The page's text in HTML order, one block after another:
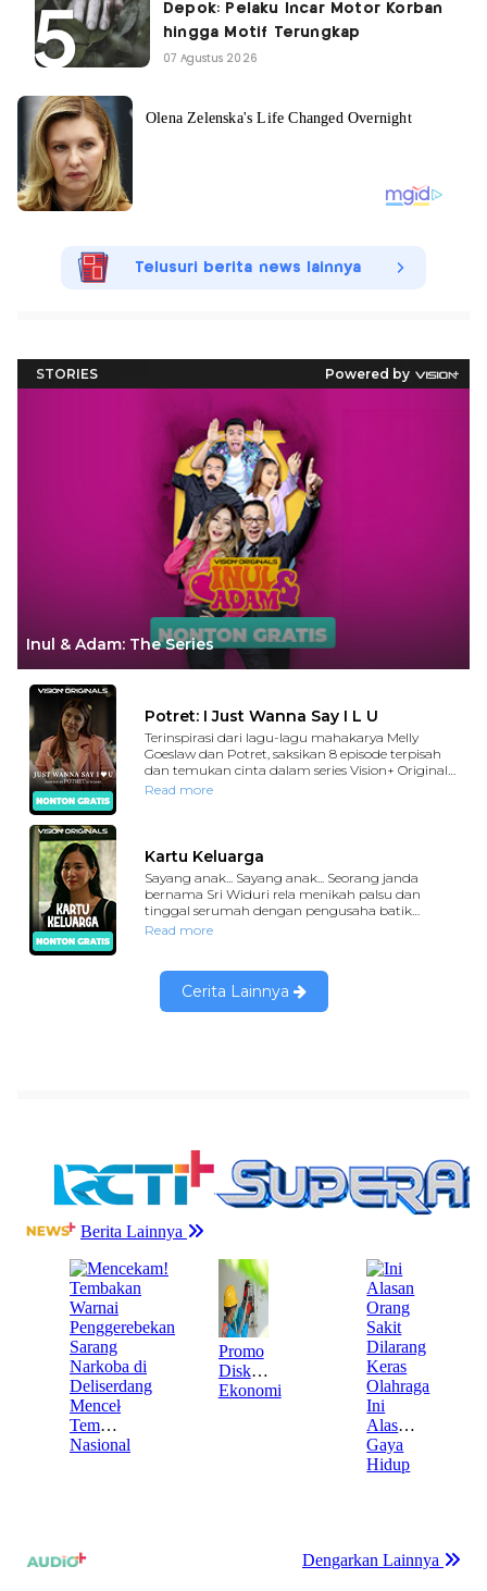
Depok: Pelaku Incar Motor Korban
hingga Motif Terungkap
07 Agustus 2026
Telusuri berita news lainnya